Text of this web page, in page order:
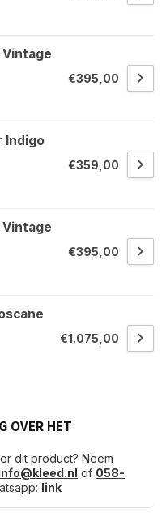
€395,00
Indigo
€359,00
€395,00
€1.075,00
OVER HET
dit product? Neem
of 058-
link